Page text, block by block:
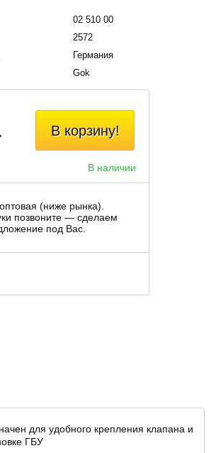
02 510 00
2572
Германия
Gok
В корзину!
В наличии
(ниже рынка).
позвоните — сделаем
под Вас.
для удобного крепления клапана и
ГБУ